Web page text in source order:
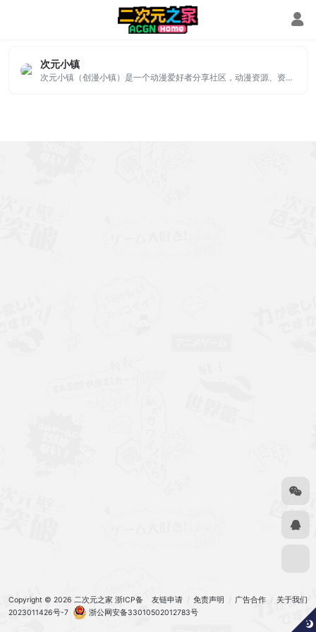
次元小镇
次元小镇（创漫小镇）是一个动漫爱好者分享社区，动漫资源、资讯、动漫美图壁纸、音乐和cosplay资源小站，阿宅们快到碗里来ヽ(✿゜▽゜)ノ
友链申请 免责声明 广告合作 关于我们
Copyright © 2026 二次元之家 浙ICP备
2023011426号-7
浙公网安备33010502012783号